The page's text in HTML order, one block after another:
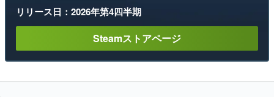
リリース日：2026年第4四半期
Steamストアページ